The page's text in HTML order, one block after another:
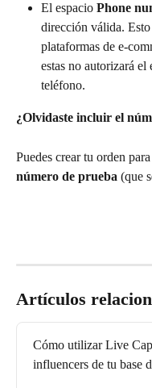
El espacio Phone
dirección válida.
plataformas de e-
estas no autorizará
teléfono.
¿Olvidaste incluir el
Puedes crear tu orden
número de prueba (que
Artículos
Cómo utilizar Live
influencers de tu base